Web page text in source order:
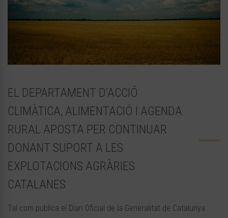
EL DEPARTAMENT D’ACCIÓ
CLIMÀTICA, ALIMENTACIÓ I AGENDA
RURAL APOSTA PER CONTINUAR
DONANT SUPORT A LES
EXPLOTACIONS AGRÀRIES
CATALANES
Tal com publica el Diari Oficial de la Generalitat de Catalunya